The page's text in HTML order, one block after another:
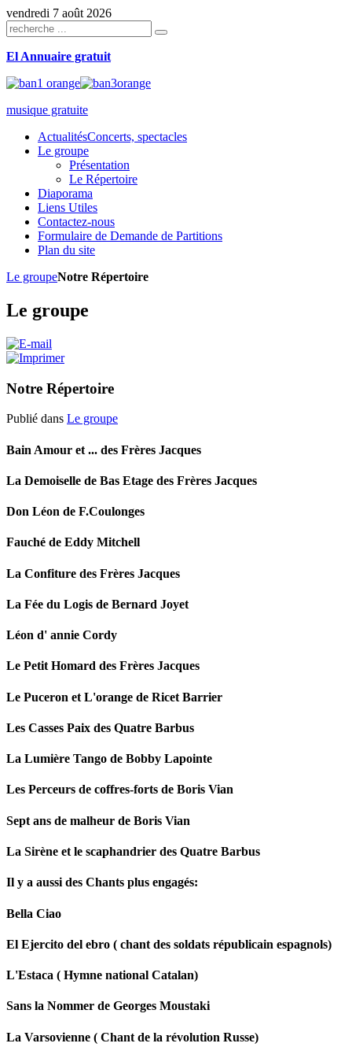
vendredi 7 août 2026
El Annuaire gratuit
musique gratuite
ActualitésConcerts, spectacles
Le groupe
Présentation
Le Répertoire
Diaporama
Liens Utiles
Contactez-nous
Formulaire de Demande de Partitions
Plan du site
Le groupeNotre Répertoire
Le groupe
Notre Répertoire
Publié dans Le groupe
Bain Amour et ... des Frères Jacques
La Demoiselle de Bas Etage des Frères Jacques
Don Léon de F.Coulonges
Fauché de Eddy Mitchell
La Confiture des Frères Jacques
La Fée du Logis de Bernard Joyet
Léon d' annie Cordy
Le Petit Homard des Frères Jacques
Le Puceron et L'orange de Ricet Barrier
Les Casses Paix des Quatre Barbus
La Lumière Tango de Bobby Lapointe
Les Perceurs de coffres-forts de Boris Vian
Sept ans de malheur de Boris Vian
La Sirène et le scaphandrier des Quatre Barbus
Il y a aussi des Chants plus engagés:
Bella Ciao
El Ejercito del ebro ( chant des soldats républicain espagnols)
L'Estaca ( Hymne national Catalan)
Sans la Nommer de Georges Moustaki
La Varsovienne ( Chant de la révolution Russe)